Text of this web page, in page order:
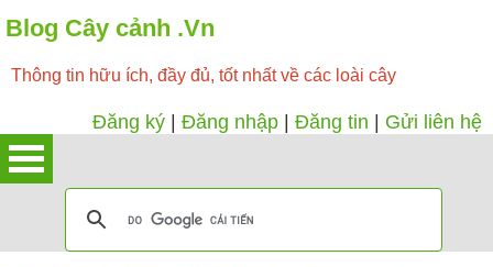
Blog Cây cảnh .Vn
Thông tin hữu ích, đầy đủ, tốt nhất về các loài cây
Đăng ký Đăng nhập Đăng tin Gửi liên hệ